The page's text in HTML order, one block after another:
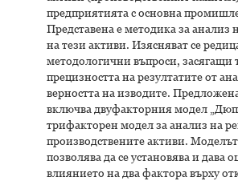
предприятията с основна
Представена е методика за анализ
на тези активи. Изясняват се
методологични въпроси, засягащи
прецизността на резултатите от
верността на изводите.
включва двуфакторния модел
трифакторен модел за анализ на
производствените активи.
позволява да се установява и дава
влиянието на два фактора върху